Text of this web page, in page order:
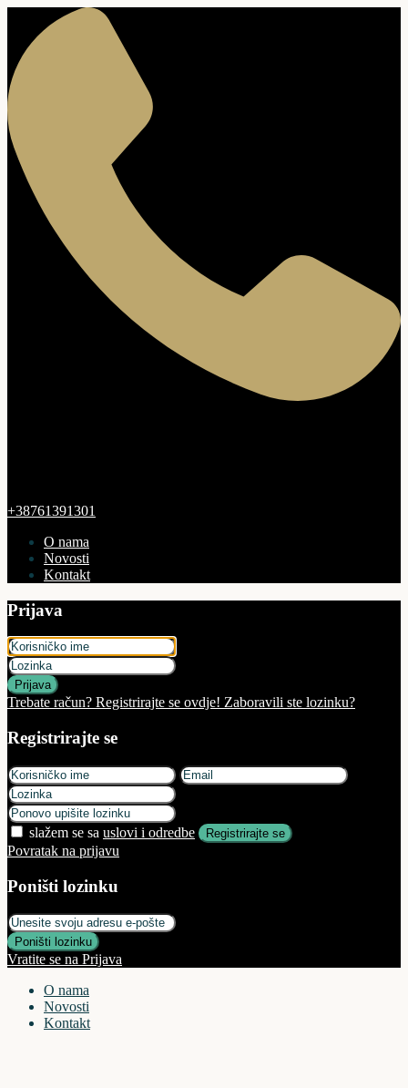
+38761391301
O nama
Novosti
Kontakt
Prijava
Prijava
Trebate račun? Registrirajte se ovdje! Zaboravili ste lozinku?
Registrirajte se
slažem se sa uslovi i odredbe Registrirajte se
Povratak na prijavu
Poništi lozinku
Poništi lozinku
Vratite se na Prijava
O nama
Novosti
Kontakt